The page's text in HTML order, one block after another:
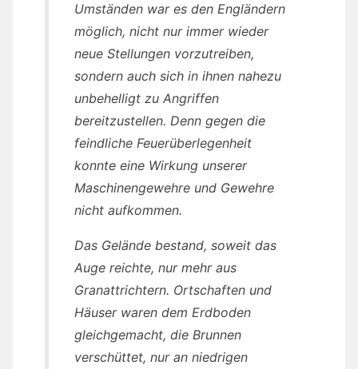
Umständen war es den Engländern
möglich, nicht nur immer wieder
neue Stellungen vorzutreiben,
sondern auch sich in ihnen nahezu
unbehelligt zu Angriffen
bereitzustellen. Denn gegen die
feindliche Feuerüberlegenheit
konnte eine Wirkung unserer
Maschinengewehre und Gewehre
nicht aufkommen.
Das Gelände bestand, soweit das
Auge reichte, nur mehr aus
Granattrichtern. Ortschaften und
Häuser waren dem Erdboden
gleichgemacht, die Brunnen
verschüttet, nur an niedrigen